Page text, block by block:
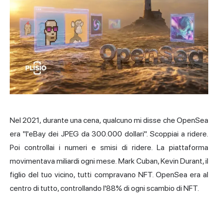
Nel 2021, durante una cena, qualcuno mi disse che OpenSea
era "l'eBay dei JPEG da 300.000 dollari". Scoppiai a ridere.
Poi controllai i numeri e smisi di ridere. La piattaforma
movimentava miliardi ogni mese. Mark Cuban, Kevin Durant, il
figlio del tuo vicino, tutti compravano NFT. OpenSea era al
centro di tutto, controllando l'88% di ogni scambio di NFT.